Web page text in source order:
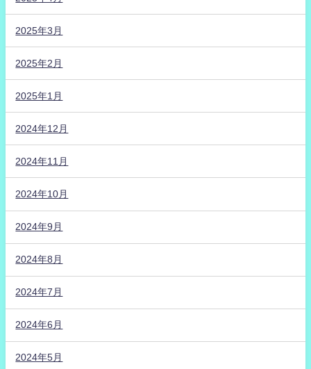
2025年3月
2025年2月
2025年1月
2024年12月
2024年11月
2024年10月
2024年9月
2024年8月
2024年7月
2024年6月
2024年5月